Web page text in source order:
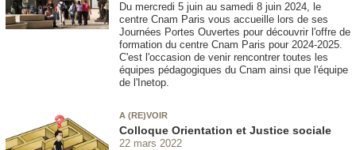
Du mercredi 5 juin au samedi 8 juin 2024, le
centre Cnam Paris vous accueille lors de ses
Journées Portes Ouvertes pour découvrir l'offre de
formation du centre Cnam Paris pour 2024-2025.
C'est l'occasion de venir rencontrer toutes les
équipes pédagogiques du Cnam ainsi que l'équipe
de l'Inetop.
A (RE)VOIR
Colloque Orientation et Justice sociale
22 mars 2022